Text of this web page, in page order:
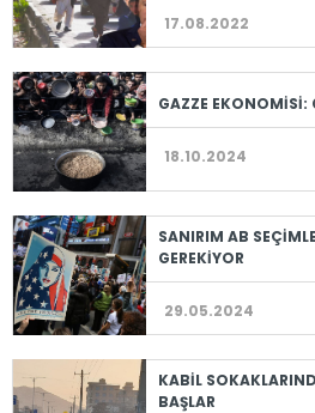
17.08.2022
GAZZE EKONOMİSİ:
18.10.2024
SANIRIM AB
GEREKİYOR
29.05.2024
KABİL
BAŞLAR